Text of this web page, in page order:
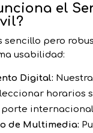
el
sencillo pero
usabilidad:
Digital:
horarios
porte
de Multimedia: